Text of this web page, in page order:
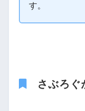
す。
さぶろぐ